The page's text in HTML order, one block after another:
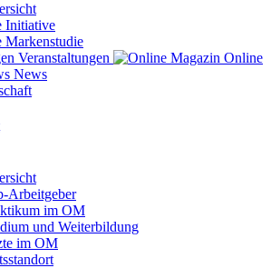
Initiative
Markenstudie
Veranstaltungen
Online
News
Arbeitgeber
im OM
und Weiterbildung
im OM